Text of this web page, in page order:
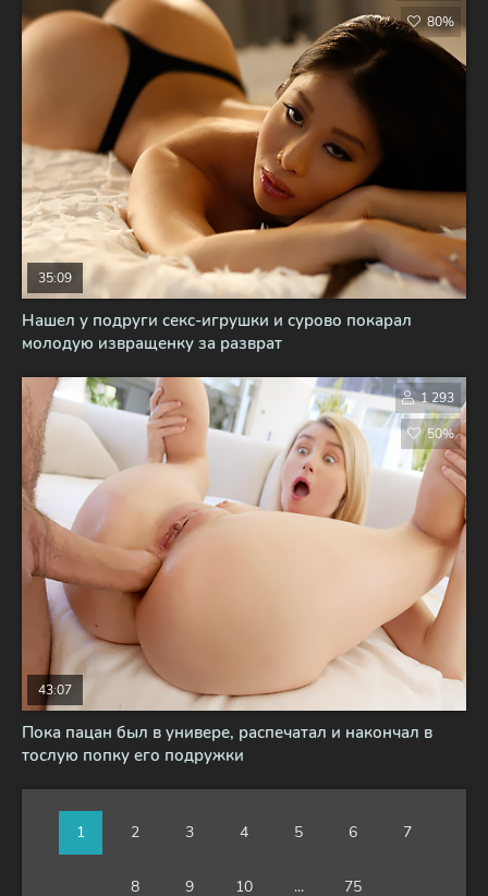
Нашел у подруги секс-игрушки и сурово покарал
молодую извращенку за разврат
35:09
80%
Пока пацан был в универе, распечатал и накончал в
тослую попку его подружки
43:07
1 293
50%
1 2 3 4 5 6 7
8 9 10 ... 75